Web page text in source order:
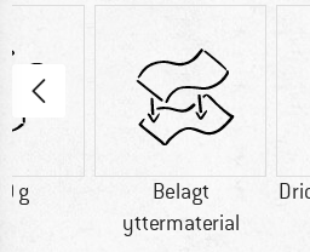
g
Belagt
yttermaterial